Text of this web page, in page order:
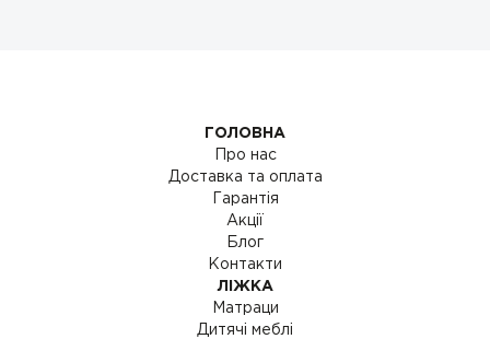
ГОЛОВНА
Про нас
Доставка та оплата
Гарантія
Акції
Блог
Контакти
ЛІЖКА
Матраци
Дитячі меблі